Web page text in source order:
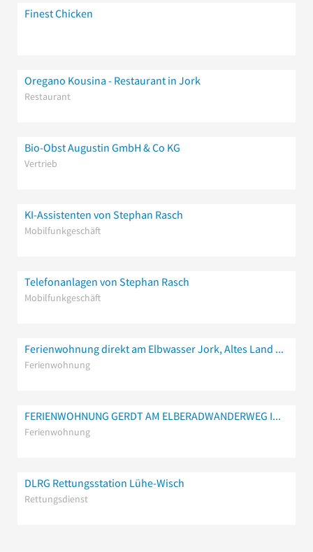
Finest Chicken
Oregano Kousina - Restaurant in Jork
Restaurant
Bio-Obst Augustin GmbH & Co KG
Vertrieb
KI-Assistenten von Stephan Rasch
Mobilfunkgeschäft
Telefonanlagen von Stephan Rasch
Mobilfunkgeschäft
Ferienwohnung direkt am Elbwasser Jork, Altes Land bei Hamburg
Ferienwohnung
FERIENWOHNUNG GERDT AM ELBERADWANDERWEG IM ALTEN LAND
Ferienwohnung
DLRG Rettungsstation Lühe-Wisch
Rettungsdienst